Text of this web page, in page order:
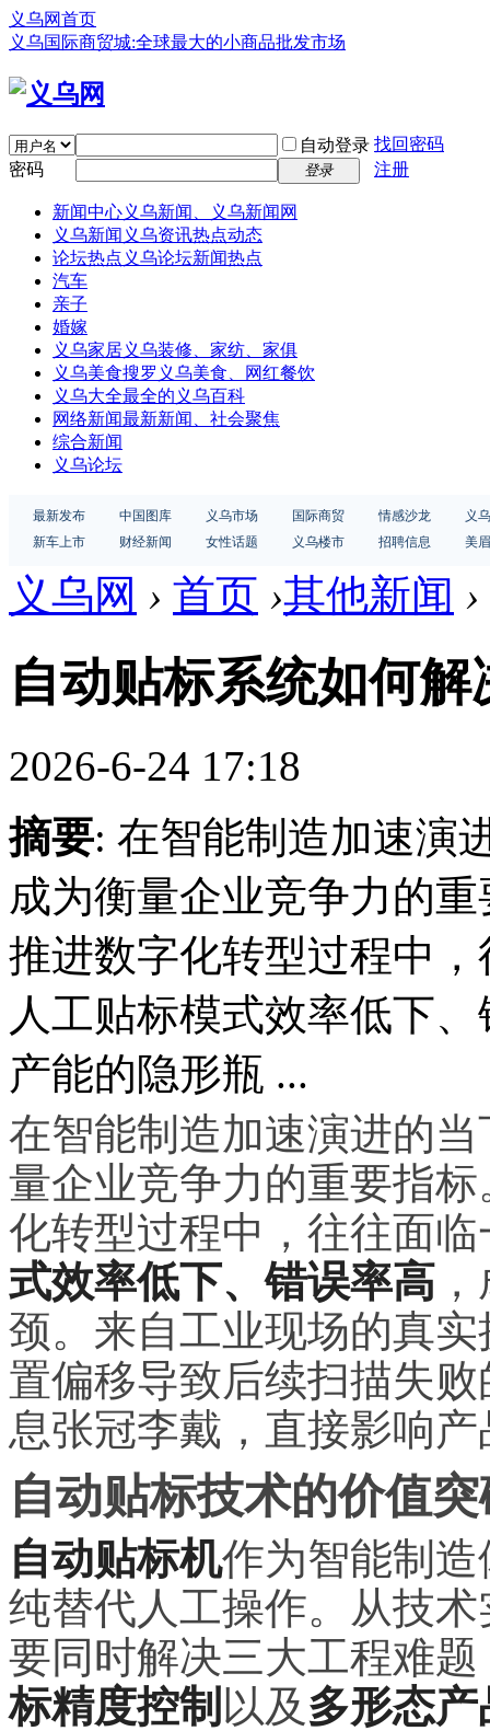
义乌网首页
义乌国际商贸城:全球最大的小商品批发市场
自动登录 找回密码
密码
登录 注册
新闻中心义乌新闻、义乌新闻网
义乌新闻 义乌资讯热点动态
论坛热点 义乌论坛新闻热点
汽车
亲子
婚嫁
义乌家居义乌装修、家纺、家俱
义乌美食搜罗义乌美食、网红餐饮
义乌大全最全的义乌百科
网络新闻最新新闻、社会聚焦
综合新闻
义乌论坛
最新发布 中国图库 义乌市场 国际商贸 情感沙龙
义
新车上市
财经新闻 女性话题 义乌楼市 招聘信息 美
义乌网 › 首页 ›其他新闻 ›
自动贴标系统如何
2026-6-24 17:18
摘要: 在智能制造加速演
成为衡量企业竞争力的
推进数字化转型过程中
人工贴标模式效率低下
产能的隐形瓶 ...
在智能制造加速演进的
量企业竞争力的重要指
化转型过程中，往往面
式效率低下、错误率高
颈。来自工业现场的真
置偏移导致后续扫描失
息张冠李戴，直接影响
自动贴标技术的价值
自动贴标机作为智能制
纯替代人工操作。从技
要同时解决三大工程难题
标精度控制 以及 多形态